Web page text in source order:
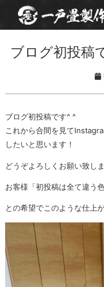
ブログ初投稿
ブログ初投稿です^ ^
これから合間を見て
したいと思います！
どうぞよろしくお願い致し
お客様「初投稿は全て違う
との希望でこのような仕上